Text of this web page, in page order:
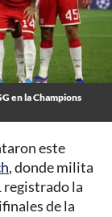
en la Champions
este
, donde milita
registrado la
de la